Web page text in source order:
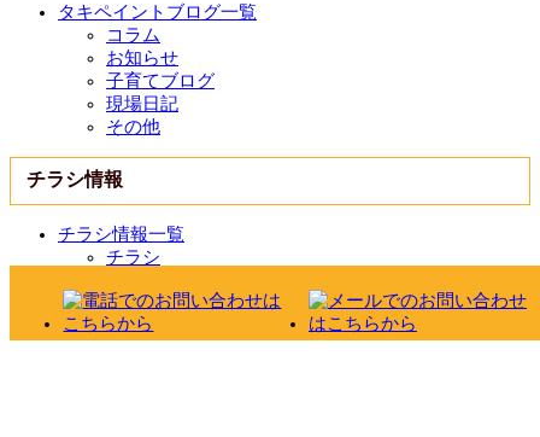
タキペイントブログ一覧
コラム
お知らせ
子育てブログ
現場日記
その他
チラシ情報
チラシ情報一覧
チラシ
お役立ち情報